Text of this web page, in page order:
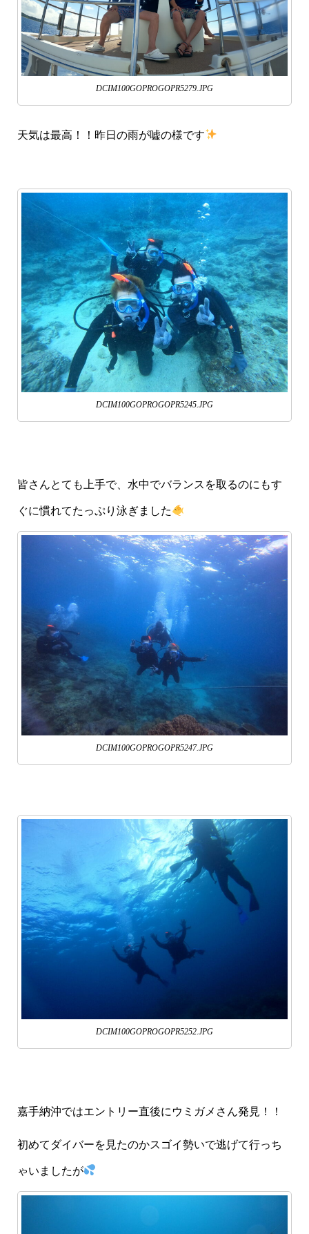
DCIM100GOPROGOPR5279.JPG
天気は最高！！昨日の雨が嘘の様です
DCIM100GOPROGOPR5245.JPG
皆さんとても上手で、水中でバランスを取るのにもす
ぐに慣れてたっぷり泳ぎました
DCIM100GOPROGOPR5247.JPG
DCIM100GOPROGOPR5252.JPG
嘉手納沖ではエントリー直後にウミガメさん発見！！
初めてダイバーを見たのかスゴイ勢いで逃げて行っち
ゃいましたが